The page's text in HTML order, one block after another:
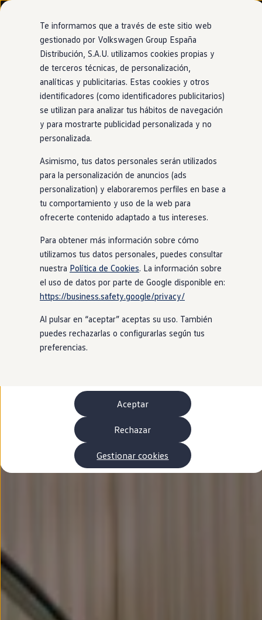
Ir
directamente
al contenido
Ir
directamente
al pie de
página
Nuevo ID. Cross
Vehículos Comerciales
Compra y ofertas
Volkswagen nuevo en stock
Volkswagen de ocasión
Financiación
My Renting
My Way
Seguros
Empresas
Autoescuelas
Eléctricos e híbridos
Más sobre híbridos
Plan Auto +
Etiquetas DGT
Simulador de autonomía, carga y ahorro
Carga y autonomía
Soluciones de carga
Tarifas de carga
Carga en casa
Modos de carga
Autonomía
Clientes y posventa
Club Volkswagen
Ofertas posventa
Beneficios Volkswagen
Asistencia en carretera
Servicios de movilidad
Garantía del fabricante
Buscar servicios para tu modelo
Volkswagen Apps, inicio de sesión y tienda
Conectar el móvil con el vehículo
Actualizaciones del software, los mapas y las
Mantenimiento y reparaciones
Revisiones e ITV
Aceite y líquidos del motor
Baterías
Te informamos que a través de este sitio web
gestionado por Volkswagen Group España
Distribución, S.A.U. utilizamos cookies propias y
de terceros técnicas, de personalización,
analíticas y publicitarias. Estas cookies y otros
identificadores (como identificadores publicitarios)
se utilizan para analizar tus hábitos de navegación
y para mostrarte publicidad personalizada y no
personalizada.
Asimismo, tus datos personales serán utilizados
para la personalización de anuncios (ads
personalization) y elaboraremos perfiles en base a
tu comportamiento y uso de la web para
ofrecerte contenido adaptado a tus intereses.
Para obtener más información sobre cómo
utilizamos tus datos personales, puedes consultar
nuestra Política de Cookies. La información sobre
el uso de datos por parte de Google disponible en:
https://business.safety.google/privacy/
Al pulsar en “aceptar” aceptas su uso. También
puedes rechazarlas o configurarlas según tus
preferencias.
Aceptar
Rechazar
Gestionar cookies